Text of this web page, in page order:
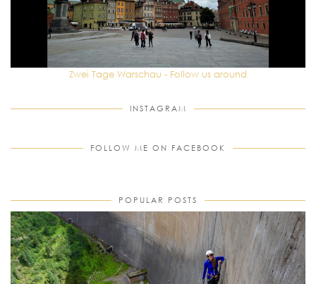
Zwei Tage Warschau - Follow us around
INSTAGRAM
FOLLOW ME ON FACEBOOK
POPULAR POSTS